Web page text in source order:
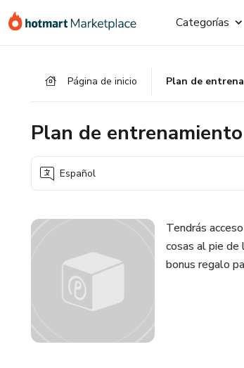
Categorías
Página de inicio
Plan de
Español
Tendrás
cosas al pie
bonus regalo